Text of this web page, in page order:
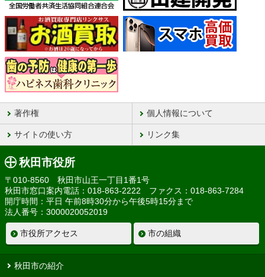
著作権 個人情報について
サイトの使い方 リンク集
秋田市役所
〒010-8560 秋田市山王一丁目1番1号
秋田市窓口案内電話：018-863-2222 ファクス：018-863-7284
開庁時間：平日 午前8時30分から午後5時15分まで
法人番号：3000020052019
市役所アクセス 市の組織
秋田市の紹介